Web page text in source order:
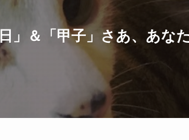
」＆「甲子」さあ、あな